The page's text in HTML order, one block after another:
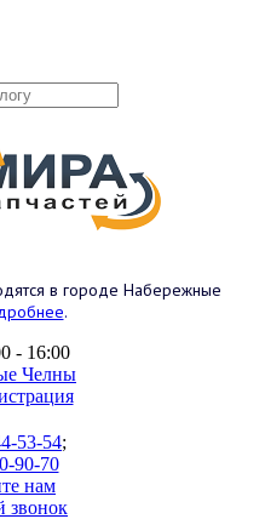
в городе Набережные
.
- 16:00
Челны
53-54;
90-70
нам
звонок